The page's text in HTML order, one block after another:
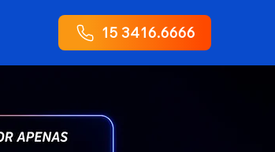
15 3416.6666